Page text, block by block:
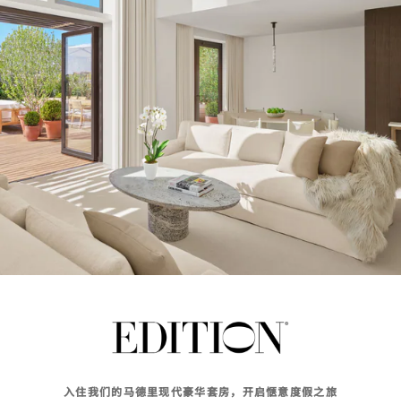
入住我们的马德里现代豪华套房，开启惬意度假之旅